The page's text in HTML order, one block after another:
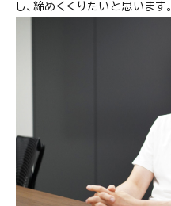
し、締めくくりたいと思います。